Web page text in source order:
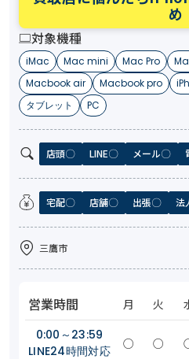
め
対象機種
iMac Mac mini Mac Pro
Macbook air
Macbook pro
タブレット
PC
店頭 LINE メール
宅配 店舗 出張 法
三鷹市
営業時間 月 火
0:00～23:59
LINE24時間対応
○ ○